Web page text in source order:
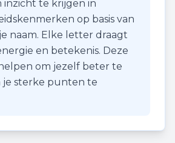
inzicht te krijgen in
op basis van
naam. Elke letter draagt
en betekenis. Deze
om jezelf beter te
je sterke punten te